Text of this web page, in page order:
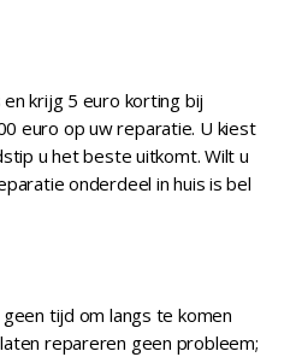
krijg 5 euro korting bij
euro op uw reparatie. U kiest
u het beste uitkomt. Wilt u
onderdeel in huis is bel
tijd om langs te komen
repareren geen probleem;